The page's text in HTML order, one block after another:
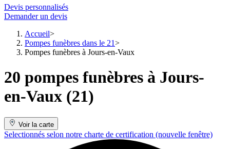
Devis personnalisés
Demander un devis
Accueil
Pompes funèbres dans le 21
Pompes funèbres à Jours-en-Vaux
20 pompes funèbres à Jours-
en-Vaux (21)
Voir la carte
Selectionnés selon notre charte de certification (nouvelle fenêtre)